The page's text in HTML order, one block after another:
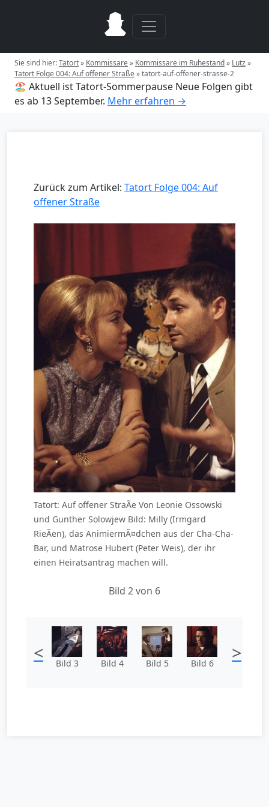
Sie sind hier:Tatort» Kommissare» Kommissare im Ruhestand» Lutz»
Tatort Folge 004: Auf offener Straße»tatort-auf-offener-strasse-2
🏖️ Aktuell ist Tatort-Sommerpause Neue Folgen gibt
es ab 13 September. Mehr erfahren →
Zurück zum Artikel: Tatort Folge 004: Auf
offener Straße
Tatort: Auf offener StraÃe Von Leonie Ossowski
und Gunther Solowjew Bild: Milly (Irmgard
RieÃen), das AnimiermÃ¤dchen aus der Cha-Cha-
Bar, und Matrose Hubert (Peter Weis), der ihr
einen Heiratsantrag machen will.
Bild 2 von 6
< Bild 3 Bild 4 Bild 5 Bild 6 >